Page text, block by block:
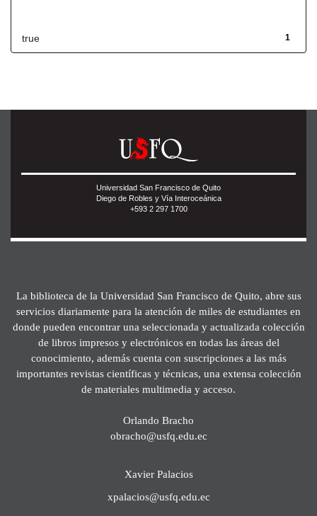
1
true
Universidad San Francisco de Quito
Diego de Robles y Vía Interoceánica
+593 2 297 1700
La biblioteca de la Universidad San Francisco de Quito, abre sus
servicios diariamente para la atención de miles de estudiantes en
donde pueden encontrar una seleccionada y actualizada colección
de libros impresos y electrónicos en todas las áreas del
conocimiento, además cuenta con suscripciones a las más
importantes revistas científicas y técnicas, una extensa colección
de materiales multimedia y acceso.
Orlando Bracho
obracho@usfq.edu.ec
Xavier Palacios
xpalacios@usfq.edu.ec